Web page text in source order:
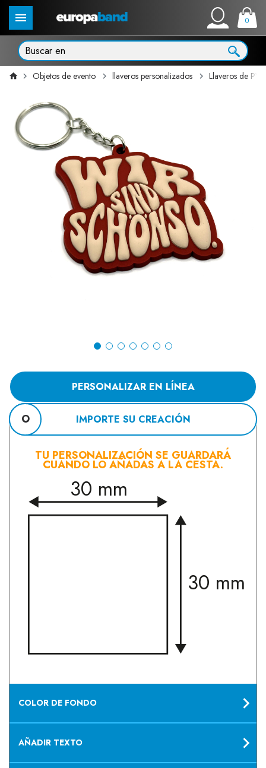
0
Objetos de evento llaveros personalizados Llaveros de
PERSONALIZAR EN LÍNEA
O IMPORTE SU CREACIÓN
TU PERSONALIZACIÓN SE GUARDARÁ
CUANDO LO AÑADAS A LA CESTA.
30 mm
30 mm
COLOR DE FONDO
AÑADIR TEXTO